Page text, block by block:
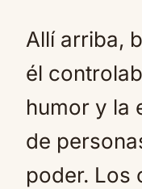
Allí arriba,
él
humor y la
de
poder. Los